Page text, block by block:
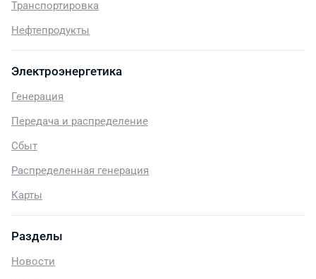
Транспортировка
Нефтепродукты
Электроэнергетика
Генерация
Передача и распределение
Сбыт
Распределенная генерация
Карты
Разделы
Новости